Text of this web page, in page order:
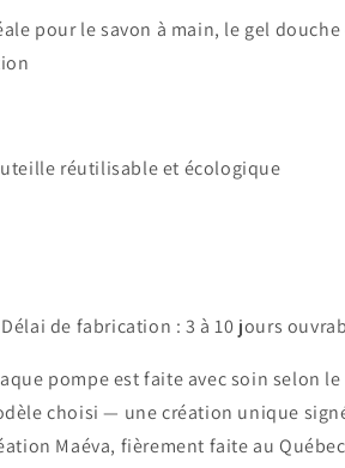
pour le savon à main, le gel douche
réutilisable et écologique
de fabrication : 3 à 10 jours
pompe est faite avec soin selon le
choisi — une création unique
Maéva, fièrement faite au